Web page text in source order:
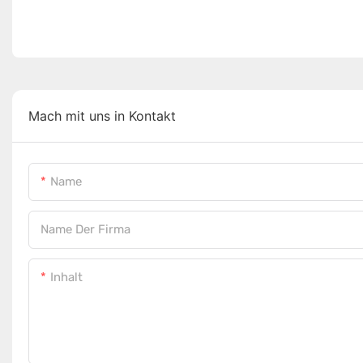
Mach mit uns in Kontakt
Name
Name Der Firma
Inhalt